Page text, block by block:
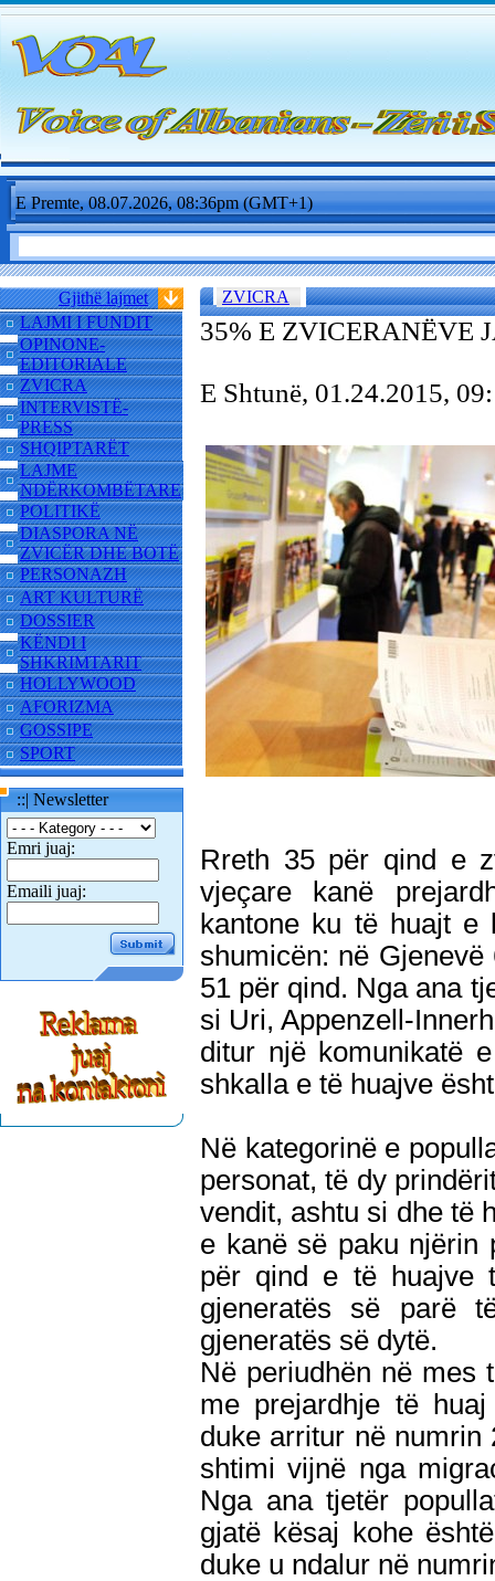
E Premte, 08.07.2026, 08:36pm (GMT+1)
Gjithë lajmet
LAJMI I FUNDIT
OPINONE-
EDITORIALE
ZVICRA
INTERVISTË-
PRESS
SHQIPTARËT
LAJME
NDËRKOMBËTARE
POLITIKË
DIASPORA NË
ZVICËR DHE BOTË
PERSONAZH
ART KULTURË
DOSSIER
KËNDI I
SHKRIMTARIT
HOLLYWOOD
AFORIZMA
GOSSIPE
SPORT
::| Newsletter
Emri juaj:
Emaili juaj:
ZVICRA
35% E ZVICERANËVE
E Shtunë, 01.24.2015,
Rreth 35 për qind e
vjeçare kanë
kantone ku të huajt e
shumicën: në
51 për qind. Nga ana
si Uri, Appenzell-
ditur një komunikatë
shkalla e të huajve
Në kategorinë e
personat, të dy
vendit, ashtu si dhe të
e kanë së paku njërin
për qind e të huajve
gjeneratës së parë
gjeneratës së dytë.
Në periudhën në mes
me prejardhje të
duke arritur në
shtimi vijnë nga
Nga ana tjetër
gjatë kësaj kohe
duke u ndalur në